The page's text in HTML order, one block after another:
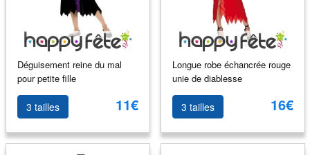
Déguisement reine du mal
pour petite fille
3 tailles 11€
Longue robe échancrée rouge
unie de diablesse
3 tailles 16€